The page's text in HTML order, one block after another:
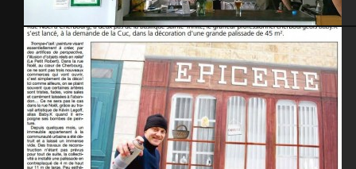
Le drakkar restaurant